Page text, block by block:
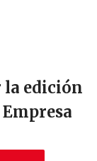
la edición